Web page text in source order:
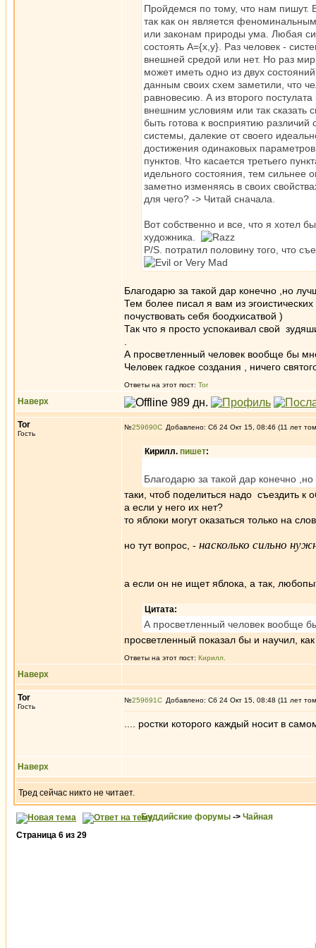
Пройдемся по тому, что нам пишут.
так как он является
или законам природы ума. Любая
состоять A={x,y}. Раз человек -
внешней средой или нет. Но раз
может иметь одно из двух
данным своих схем заметили, что
равновесию. А из второго
внешним условиям или так сказать
быть готова к восприятию
системы, далекие от своего
достижения одинаковых
пунктов. Что касается третьего
идельного состояния, тем
заметно изменяясь в своих
для чего? -> Читай сначала.
Вот собственно и все, что я хотел
художника.
P/S. потратил половину того, что
Благодарю за такой дар конечно ,но
Тем более писал я вам из
почуствовать себя боодхисатвой )
Так что я просто успокаивал свой
А просветленный человек вообще бы
Человек гадкое создания , ничего
Ответы на этот пост: Tor
Наверх
Tor
Гость
№259690 Добавлено: Сб 24 Окт 15, 08:46 (11 лет
Кирилл. пишет:
Благодарю за такой дар конечно
таки, чтоб поделиться надо съездить к
а если у него их нет?
то яблоки могут оказаться только на
но тут вопрос, - насколько сильно
а если он не ищет яблока, а так,
Цитата:
А просветленный человек вообще
просветленный показал бы и научил,
Ответы на этот пост: Кирилл.
Наверх
Tor
Гость
№259691 Добавлено: Сб 24 Окт 15, 08:48 (11 лет
.... ростки которого каждый носит в
Наверх
Тред сейчас никто не читает.
Буддийские форумы -> Чайная
Страница 6 из 29